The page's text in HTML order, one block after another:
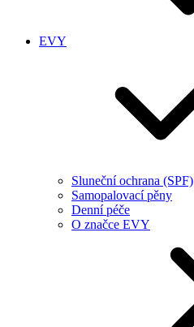
EVY
Sluneční ochrana (SPF)
Samopalovací pěny
Denní péče
O značce EVY